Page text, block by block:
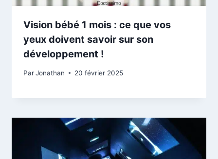
Vision bébé 1 mois : ce que vos
yeux doivent savoir sur son
développement !
ParJonathan 20 février 2025